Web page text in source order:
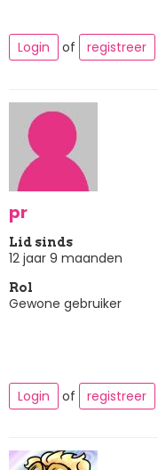
Login of registreer
pr
Lid sinds
12 jaar 9 maanden
Rol
Gewone gebruiker
Login
of registreer